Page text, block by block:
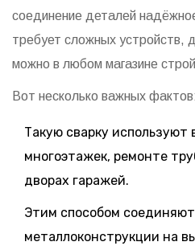
соединение деталей
требует сложных устройств,
можно в любом магазине
Вот несколько важных
Такую сварку используют
многоэтажек, ремонте
дворах гаражей.
Этим способом
металлоконструкции на